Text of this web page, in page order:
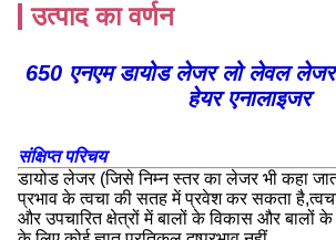
उत्पाद का वर्णन
650 एनएम डायोड लेजर लो लेवल लेजर
हेयर एनालाइजर
संक्षिप्त परिचय
डायोड लेजर (जिसे निम्न स्तर का लेजर भी कहा
प्रभाव के त्वचा की सतह में प्रवेश कर सकता
और उपचारित क्षेत्रों में बालों के विकास और बालों के